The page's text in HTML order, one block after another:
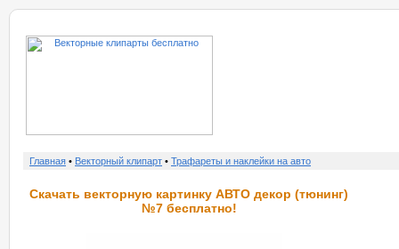
Главная • Векторный клипарт • Трафареты и наклейки на авто
Скачать векторную картинку АВТО декор (тюнинг)
№7 бесплатно!